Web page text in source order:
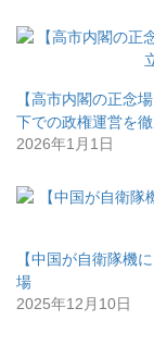
【高市内閣の正念
下での政権運営を
2026年1月1日
【中国が自衛隊機
場
2025年12月10日